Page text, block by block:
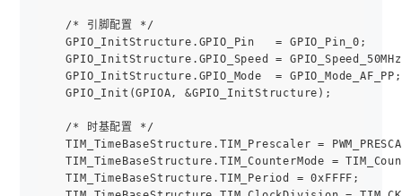
/* 引脚配置 */
GPIO_InitStructure.GPIO_Pin   = GPIO_Pin_0;
GPIO_InitStructure.GPIO_Speed =
GPIO_InitStructure.GPIO_Mode  = GPIO_Mode_AF_PP;
GPIO_Init(GPIOA, &GPIO_InitStructure);
/* 时基配置 */
TIM_TimeBaseStructure.TIM_Prescaler =
TIM_TimeBaseStructure.TIM_CounterMode =
TIM_TimeBaseStructure.TIM_Period = 0xFFFF;